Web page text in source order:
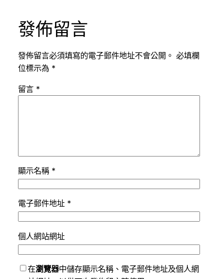
發佈留言
發佈留言必須填寫的電子郵件地址不會公開。 必填欄
位標示為 *
留言 *
顯示名稱 *
電子郵件地址 *
個人網站網址
在瀏覽器中儲存顯示名稱、電子郵件地址及個人網